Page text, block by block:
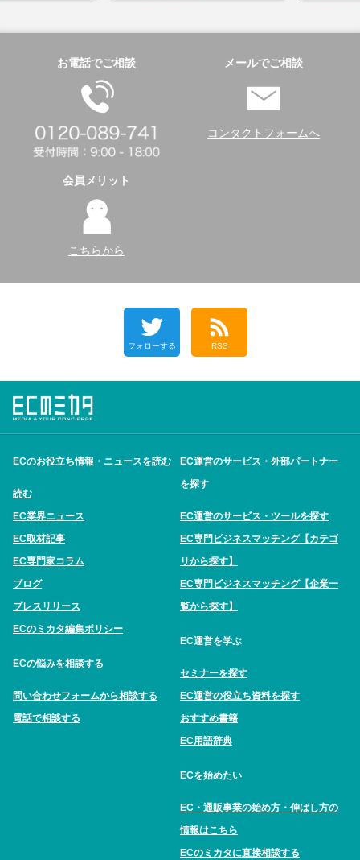
お電話でご相談 メールでご相談
コンタクトフォームへ
会員メリット
こちらから
フォローする RSS
ECのお役立ち情報・ニュースを読む
読む
EC業界ニュース
EC取材記事
EC専門家コラム
ブログ
プレスリリース
ECのミカタ編集ポリシー
ECの悩みを相談する
問い合わせフォームから相談する
電話で相談する
EC運営のサービス・外部パートナー
を探す
EC運営のサービス・ツールを探す
EC専門ビジネスマッチング【カテゴ
リから探す】
EC専門ビジネスマッチング【企業一
覧から探す】
EC運営を学ぶ
セミナーを探す
EC運営の役立ち資料を探す
おすすめ書籍
EC用語辞典
ECを始めたい
EC・通販事業の始め方・伸ばし方の
情報はこちら
ECのミカタに直接相談する